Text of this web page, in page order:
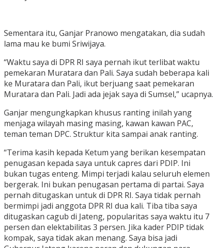
Sementara itu, Ganjar Pranowo mengatakan, dia sudah
lama mau ke bumi Sriwijaya.
“Waktu saya di DPR RI saya pernah ikut terlibat waktu
pemekaran Muratara dan Pali. Saya sudah beberapa kali
ke Muratara dan Pali, ikut berjuang saat pemekaran
Muratara dan Pali. Jadi ada jejak saya di Sumsel,” ucapnya.
Ganjar mengungkapkan khusus ranting inilah yang
menjaga wilayah masing masing, kawan kawan PAC,
teman teman DPC. Struktur kita sampai anak ranting.
“Terima kasih kepada Ketum yang berikan kesempatan
penugasan kepada saya untuk capres dari PDIP. Ini
bukan tugas enteng. Mimpi terjadi kalau seluruh elemen
bergerak. Ini bukan penugasan pertama di partai. Saya
pernah ditugaskan untuk di DPR RI. Saya tidak pernah
bermimpi jadi anggota DPR RI dua kali. Tiba tiba saya
ditugaskan cagub di Jateng, popularitas saya waktu itu 7
persen dan elektabilitas 3 persen. Jika kader PDIP tidak
kompak, saya tidak akan menang. Saya bisa jadi